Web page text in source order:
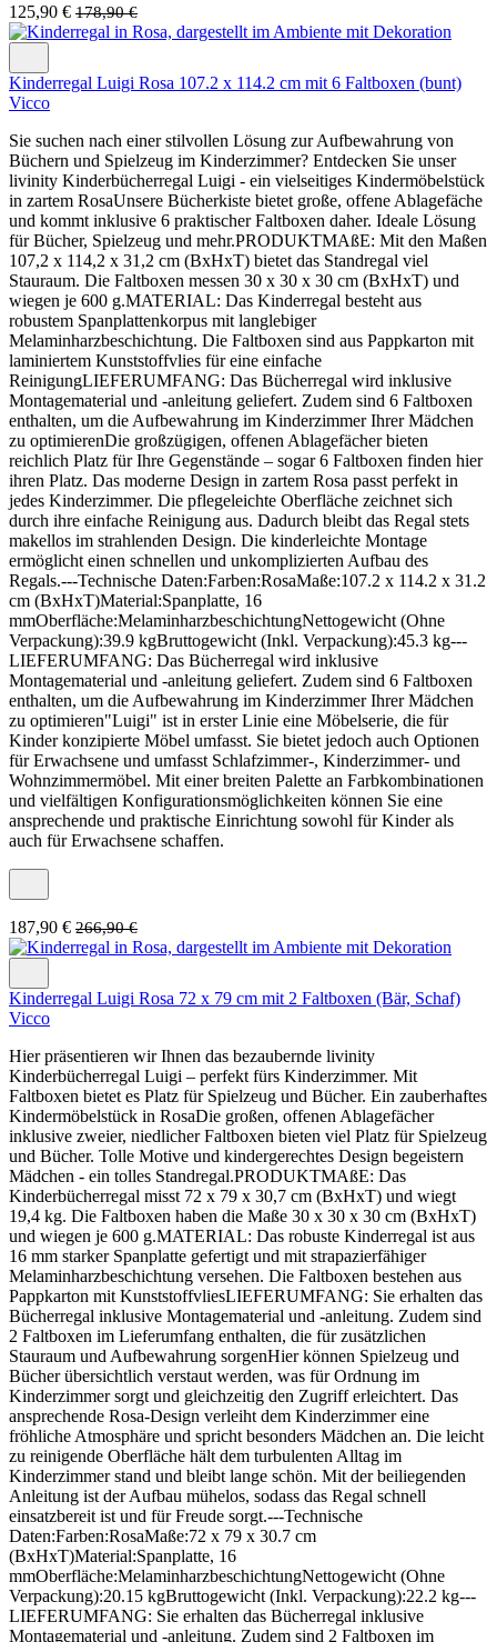
125,90 € 178,90 €
Kinderregal Luigi Rosa 107.2 x 114.2 cm mit 6 Faltboxen (bunt)
Vicco
Sie suchen nach einer stilvollen Lösung zur Aufbewahrung von
Büchern und Spielzeug im Kinderzimmer? Entdecken Sie unser
livinity Kinderbücherregal Luigi - ein vielseitiges Kindermöbelstück
in zartem RosaUnsere Bücherkiste bietet große, offene Ablagefäche
und kommt inklusive 6 praktischer Faltboxen daher. Ideale Lösung
für Bücher, Spielzeug und mehr.PRODUKTMAßE: Mit den Maßen
107,2 x 114,2 x 31,2 cm (BxHxT) bietet das Standregal viel
Stauraum. Die Faltboxen messen 30 x 30 x 30 cm (BxHxT) und
wiegen je 600 g.MATERIAL: Das Kinderregal besteht aus
robustem Spanplattenkorpus mit langlebiger
Melaminharzbeschichtung. Die Faltboxen sind aus Pappkarton mit
laminiertem Kunststoffvlies für eine einfache
ReinigungLIEFERUMFANG: Das Bücherregal wird inklusive
Montagematerial und -anleitung geliefert. Zudem sind 6 Faltboxen
enthalten, um die Aufbewahrung im Kinderzimmer Ihrer Mädchen
zu optimierenDie großzügigen, offenen Ablagefächer bieten
reichlich Platz für Ihre Gegenstände – sogar 6 Faltboxen finden hier
ihren Platz. Das moderne Design in zartem Rosa passt perfekt in
jedes Kinderzimmer. Die pflegeleichte Oberfläche zeichnet sich
durch ihre einfache Reinigung aus. Dadurch bleibt das Regal stets
makellos im strahlenden Design. Die kinderleichte Montage
ermöglicht einen schnellen und unkomplizierten Aufbau des
Regals.---Technische Daten:Farben:RosaMaße:107.2 x 114.2 x 31.2
cm (BxHxT)Material:Spanplatte, 16
mmOberfläche:MelaminharzbeschichtungNettogewicht (Ohne
Verpackung):39.9 kgBruttogewicht (Inkl. Verpackung):45.3 kg---
LIEFERUMFANG: Das Bücherregal wird inklusive
Montagematerial und -anleitung geliefert. Zudem sind 6 Faltboxen
enthalten, um die Aufbewahrung im Kinderzimmer Ihrer Mädchen
zu optimieren"Luigi" ist in erster Linie eine Möbelserie, die für
Kinder konzipierte Möbel umfasst. Sie bietet jedoch auch Optionen
für Erwachsene und umfasst Schlafzimmer-, Kinderzimmer- und
Wohnzimmermöbel. Mit einer breiten Palette an Farbkombinationen
und vielfältigen Konfigurationsmöglichkeiten können Sie eine
ansprechende und praktische Einrichtung sowohl für Kinder als
auch für Erwachsene schaffen.
187,90 € 266,90 €
Kinderregal Luigi Rosa 72 x 79 cm mit 2 Faltboxen (Bär, Schaf)
Vicco
Hier präsentieren wir Ihnen das bezaubernde livinity
Kinderbücherregal Luigi – perfekt fürs Kinderzimmer. Mit
Faltboxen bietet es Platz für Spielzeug und Bücher. Ein zauberhaftes
Kindermöbelstück in RosaDie großen, offenen Ablagefächer
inklusive zweier, niedlicher Faltboxen bieten viel Platz für Spielzeug
und Bücher. Tolle Motive und kindergerechtes Design begeistern
Mädchen - ein tolles Standregal.PRODUKTMAßE: Das
Kinderbücherregal misst 72 x 79 x 30,7 cm (BxHxT) und wiegt
19,4 kg. Die Faltboxen haben die Maße 30 x 30 x 30 cm (BxHxT)
und wiegen je 600 g.MATERIAL: Das robuste Kinderregal ist aus
16 mm starker Spanplatte gefertigt und mit strapazierfähiger
Melaminharzbeschichtung versehen. Die Faltboxen bestehen aus
Pappkarton mit KunststoffvliesLIEFERUMFANG: Sie erhalten das
Bücherregal inklusive Montagematerial und -anleitung. Zudem sind
2 Faltboxen im Lieferumfang enthalten, die für zusätzlichen
Stauraum und Aufbewahrung sorgenHier können Spielzeug und
Bücher übersichtlich verstaut werden, was für Ordnung im
Kinderzimmer sorgt und gleichzeitig den Zugriff erleichtert. Das
ansprechende Rosa-Design verleiht dem Kinderzimmer eine
fröhliche Atmosphäre und spricht besonders Mädchen an. Die leicht
zu reinigende Oberfläche hält dem turbulenten Alltag im
Kinderzimmer stand und bleibt lange schön. Mit der beiliegenden
Anleitung ist der Aufbau mühelos, sodass das Regal schnell
einsatzbereit ist und für Freude sorgt.---Technische
Daten:Farben:RosaMaße:72 x 79 x 30.7 cm
(BxHxT)Material:Spanplatte, 16
mmOberfläche:MelaminharzbeschichtungNettogewicht (Ohne
Verpackung):20.15 kgBruttogewicht (Inkl. Verpackung):22.2 kg---
LIEFERUMFANG: Sie erhalten das Bücherregal inklusive
Montagematerial und -anleitung. Zudem sind 2 Faltboxen im